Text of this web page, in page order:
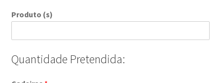
Produto (s)
Quantidade Pretendida: